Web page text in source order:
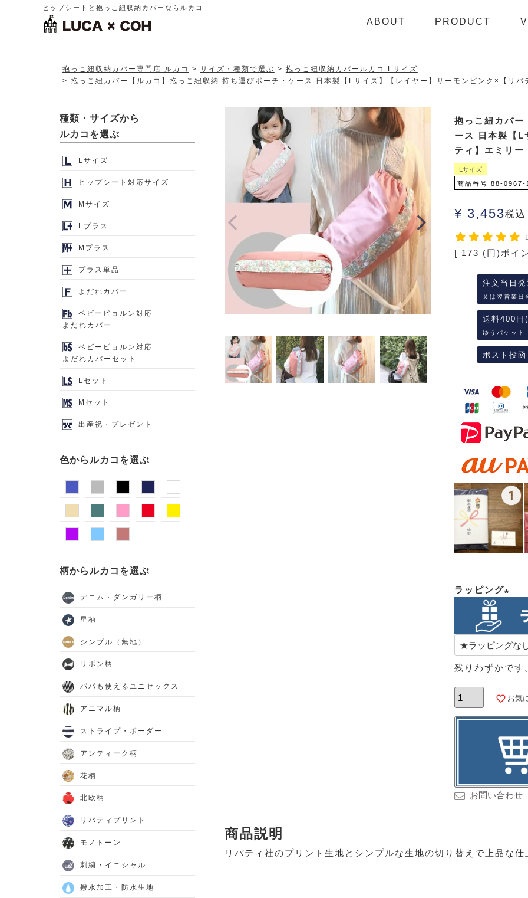
ヒップシートと抱っこ紐収納カバーならルカコ
ABOUT PRODUCT
抱っこ紐収納カバー専門店 ルカコ サイズ・種類で選ぶ
抱っこ紐収納カバールカコ Lサイズ
抱っこ紐カバー【ルカコ】抱っこ紐収納 持ち運びポーチ・ケース 日本製【Lサイズ】【レイヤー】サーモンピンク×【リ
抱っこ紐カバー
ース 日本製【L
ティ】エミリ
Lサイズ
商品番号 88-0967-
¥ 3,453税込
[ 173 (円)ポイ
注文当日
又は翌営業日
送料400円
ゆうパケット
ポスト投
ラッピング
残りわずかです
お気
お問い合わせ
商品説明
リバティ社のプリント生地とシンプルな生地の切り替えで上品な
種類・サイズから
ルカコを選ぶ
Lサイズ
ヒップシート対応サイズ
Mサイズ
Lプラス
Mプラス
プラス単品
よだれカバー
ベビービョルン対応
よだれカバー
ベビービョルン対応
よだれカバーセット
Lセット
Mセット
出産祝・プレゼント
色からルカコを選ぶ
柄からルカコを選ぶ
デニム・ダンガリー柄
星柄
シンプル（無地）
リボン柄
パパも使えるユニセックス
アニマル柄
ストライプ・ボーダー
アンティーク柄
花柄
北欧柄
リバティプリント
モノトーン
刺繍・イニシャル
撥水加工・防水生地